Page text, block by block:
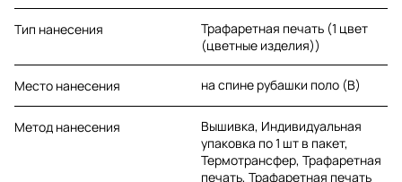
Тип нанесения
Трафаретная печать (1 цвет
(цветные изделия))
Место нанесения на спине рубашки поло (B)
Метод нанесения
Вышивка, Индивидуальная
упаковка по 1 шт в пакет,
Термотрансфер, Трафаретная
печать, Трафаретная печать